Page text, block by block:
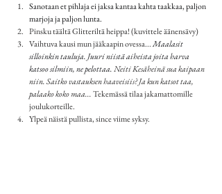
Sanotaan et pihlaja ei jaksa kantaa kahta taakkaa, paljon
marjoja ja paljon lunta.
Pinsku täältä Glitteriltä heippa! (kuvittele äänensävy)
Vaihtuva kausi mun jääkaapin ovessa... Maalasit
silloinkin tauluja. Juuri niistä aiheista joita harva
katsoo silmiin, ne pelottaa. Neiti Kesäheinä sua kaipaan
niin. Saitko vastauksen haaveisiis? Ja kun katsot taa,
palaako koko maa... Tekemässä tilaa jakamattomille
joulukorteille.
Ylpeä näistä pullista, since viime syksy.